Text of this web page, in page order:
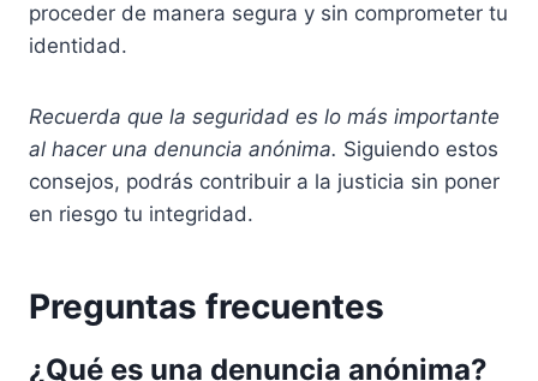
proceder de manera segura y sin comprometer tu
identidad.
Recuerda que la seguridad es lo más importante
al hacer una denuncia anónima. Siguiendo estos
consejos, podrás contribuir a la justicia sin poner
en riesgo tu integridad.
Preguntas frecuentes
¿Qué es una denuncia anónima?